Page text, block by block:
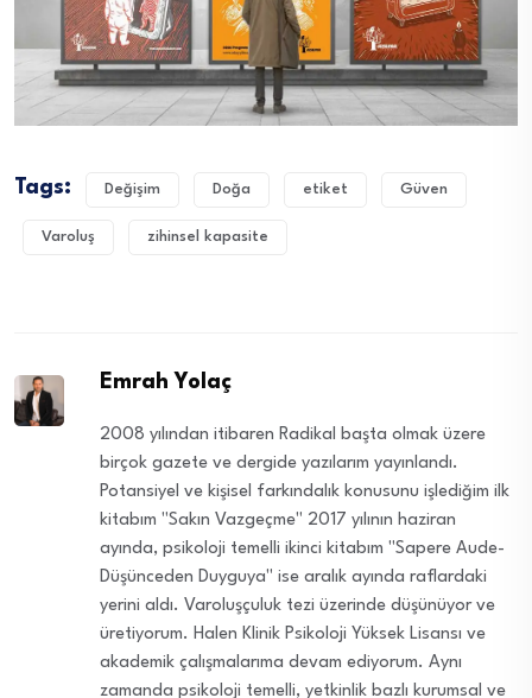
Tags: Değişim Doğa etiket Güven
Varoluş zihinsel kapasite
Emrah Yolaç
2008 yılından itibaren Radikal başta olmak üzere
birçok gazete ve dergide yazılarım yayınlandı.
Potansiyel ve kişisel farkındalık konusunu işlediğim ilk
kitabım "Sakın Vazgeçme" 2017 yılının haziran
ayında, psikoloji temelli ikinci kitabım ''Sapere Aude-
Düşünceden Duyguya'' ise aralık ayında raflardaki
yerini aldı. Varoluşçuluk tezi üzerinde düşünüyor ve
üretiyorum. Halen Klinik Psikoloji Yüksek Lisansı ve
akademik çalışmalarıma devam ediyorum. Aynı
zamanda psikoloji temelli, yetkinlik bazlı kurumsal ve